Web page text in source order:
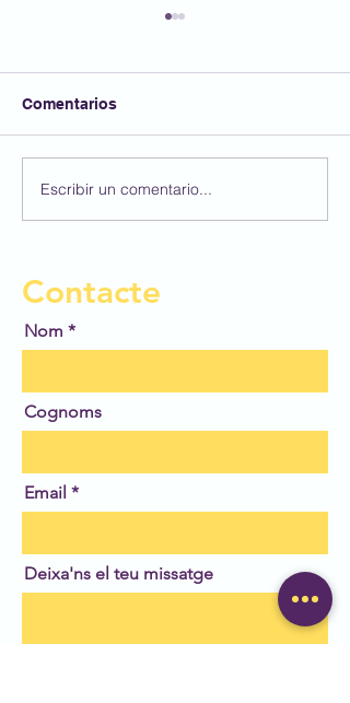
Comentarios
Escribir un comentario...
Contacte
Nom
Cognoms
Email
Deixa'ns el teu missatge